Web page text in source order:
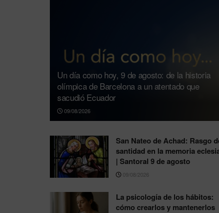
Un día como hoy, 9 de agosto: de la historia
olímpica de Barcelona a un atentado que
sacudió Ecuador
09/08/2026
San Nateo de Achad: Rasgo
santidad en la memoria
| Santoral 9 de agosto
09/08/2026
La psicología de los hábitos:
cómo crearlos y mantenerlos